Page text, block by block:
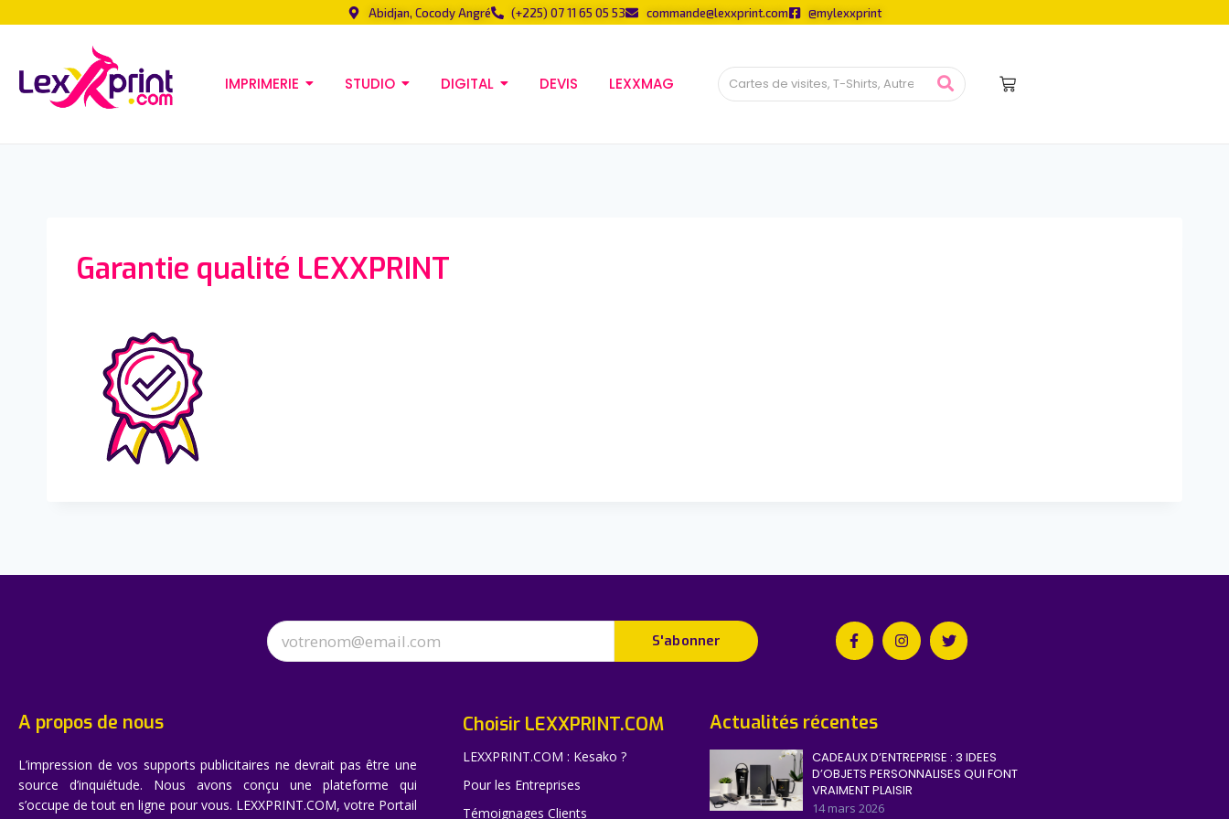
Abidjan, Cocody Angré (+225) 07 11 65 05 53 commande@lexxprint.com @mylexxprint
IMPRIMERIE STUDIO DIGITAL DEVIS LEXXMAG
Garantie qualité LEXXPRINT
S'abonner
A propos de nous
L’impression de vos supports publicitaires ne devrait pas être une
source d’inquiétude. Nous avons conçu une plateforme qui
s’occupe de tout en ligne pour vous. LEXXPRINT.COM, votre Portail
Choisir LEXXPRINT.COM
LEXXPRINT.COM : Kesako ?
Pour les Entreprises
Témoignages Clients
Actualités récentes
CADEAUX D’ENTREPRISE : 3 IDEES
D’OBJETS PERSONNALISES QUI FONT
VRAIMENT PLAISIR
14 mars 2026